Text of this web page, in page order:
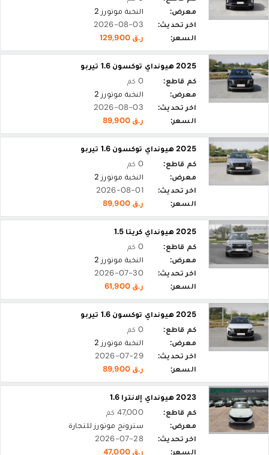
معرض:
النخبة موتورز 2
اخر تحديث:
2026-08-03
السعر:
ر.ق 129,900
2025 هيونداي توكسون 1.6 تيربو
كم قاطع:
0 كم
معرض:
النخبة موتورز 2
اخر تحديث:
2026-08-03
السعر:
ر.ق 89,900
2025 هيونداي توكسون 1.6 تيربو
كم قاطع:
0 كم
معرض:
النخبة موتورز 2
اخر تحديث:
2026-08-01
السعر:
ر.ق 89,900
2025 هيونداي كريتا 1.5
كم قاطع:
0 كم
معرض:
النخبة موتورز 2
اخر تحديث:
2026-07-30
السعر:
ر.ق 61,900
2025 هيونداي توكسون 1.6 تيربو
كم قاطع:
0 كم
معرض:
النخبة موتورز 2
اخر تحديث:
2026-07-29
السعر:
ر.ق 89,900
2023 هيونداي إلانترا 1.6
كم قاطع:
47,000 كم
معرض:
سترونج موتورز للتجارة
اخر تحديث:
2026-07-28
السعر:
ر.ق 47,000